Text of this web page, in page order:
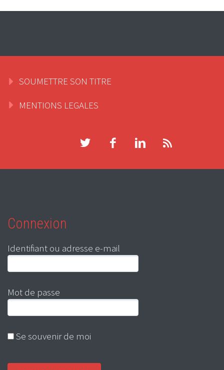
SOUMETTRE SON TITRE
MENTIONS LEGALES
Connexion
Identifiant ou adresse e-mail
Mot de passe
Se souvenir de moi